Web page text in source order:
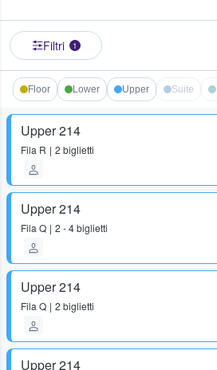
Filtri 1
Floor Lower Upper Suite
Upper 214
Fila R 2 biglietti
Upper 214
Fila Q 2 - 4 biglietti
Upper 214
Fila Q 2 biglietti
Upper 214